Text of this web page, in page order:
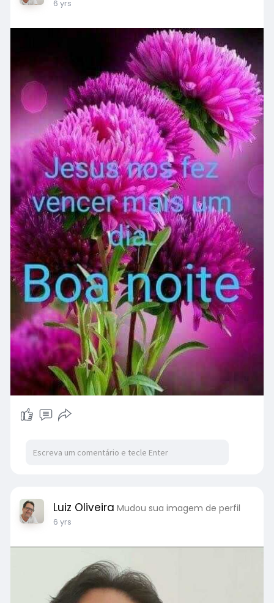
6 yrs
Luiz Oliveira Mudou sua imagem de perfil
6 yrs